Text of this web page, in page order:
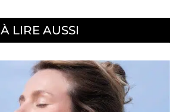
À LIRE AUSSI